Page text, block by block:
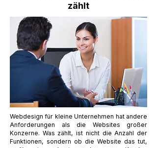
zählt
Webdesign für kleine Unternehmen hat andere
Anforderungen als die Websites großer
Konzerne. Was zählt, ist nicht die Anzahl der
Funktionen, sondern ob die Website das tut,